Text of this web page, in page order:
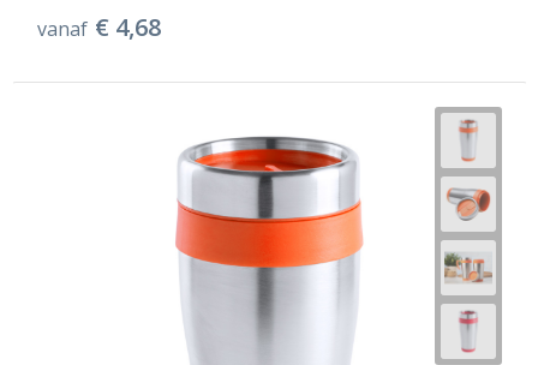
vanaf € 4,68